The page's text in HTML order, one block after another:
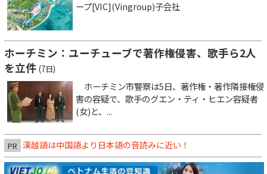
ープ[VIC](Vingroup)子会社
ホーチミン：ユーチューブで著作権侵害、歌手ら2人
を立件 (7日)
ホーチミン市警察は5日、著作権・著作隣接権侵
害の容疑で、歌手のグエン・ティ・ヒエン容疑者
(女)と、...
PR 漢越語は中国語より日本語の音読みに近い！